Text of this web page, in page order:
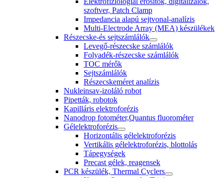
szoftver, Patch Clamp
Impedancia alapú sejtvonal-analízis
Multi-Electrode Array (MEA) készülékek
Részecske-és sejtszámlálók
Levegő-részecske számlálók
Folyadék-részecske számlálók
TOC mérők
Sejtszámlálók
Részecskeméret analízis
Nukleinsav-izoláló robot
Pipetták, robotok
Kapilláris elektroforézis
Nanodrop fotométer,Quantus fluorométer
Gélelektroforézis
Horizontális gélelektroforézis
Vertikális gélelektroforézis, blottolás
Tápegységek
Precast gélek, reagensek
PCR készülék, Thermal Cyclers